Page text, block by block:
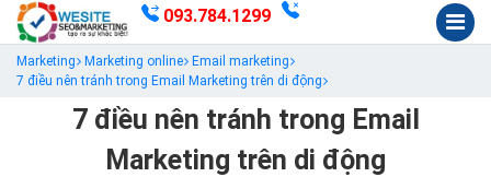
093.784.1299
Marketing Marketing online
Email marketing
7 điều nên tránh trong Email Marketing trên di động
7 điều nên tránh trong Email
Marketing trên di động